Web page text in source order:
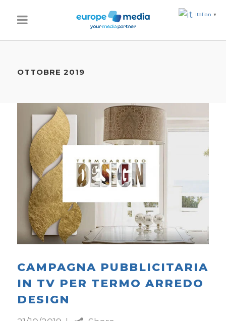
OTTOBRE 2019
CAMPAGNA PUBBLICITARIA
IN TV PER TERMO ARREDO
DESIGN
Italian ▼